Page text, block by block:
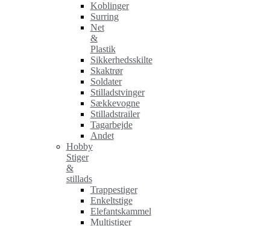
Koblinger
Surring
Net
&
Plastik
Sikkerhedsskilte
Skaktrør
Soldater
Stilladstvinger
Sækkevogne
Stilladstrailer
Tagarbejde
Andet
Hobby
Stiger
&
stillads
Trappestiger
Enkeltstige
Elefantskammel
Multistiger